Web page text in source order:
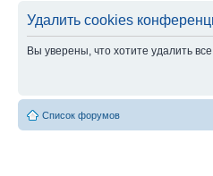
Удалить cookies
Вы уверены, что хотите удалить
Список форумов